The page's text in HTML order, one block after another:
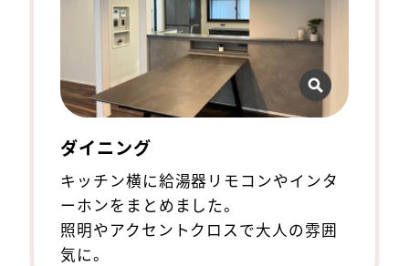
ダイニング
キッチン横に給湯器リモコンやインタ
ーホンをまとめました。
照明やアクセントクロスで大人の雰囲
気に。